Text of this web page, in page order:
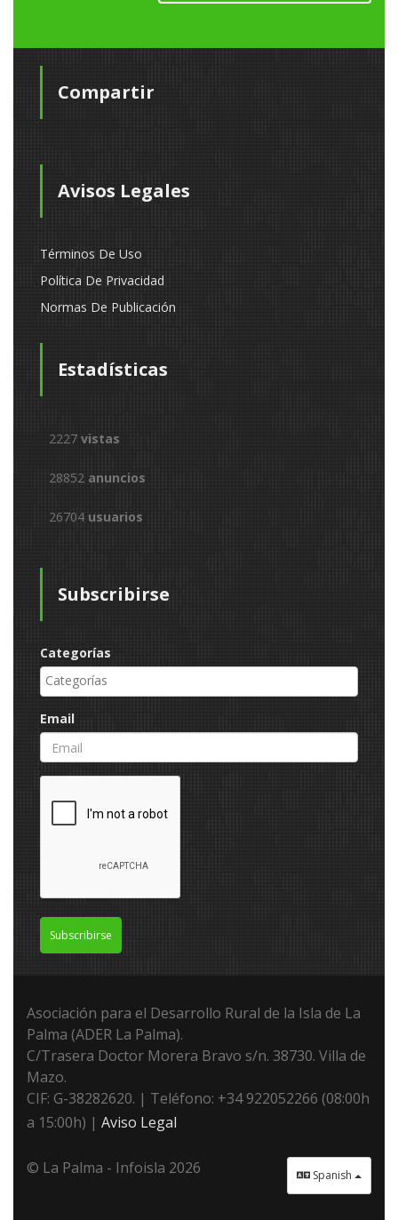
Compartir
Avisos Legales
Términos De Uso
Política De Privacidad
Normas De Publicación
Estadísticas
2227 vistas
28852 anuncios
26704 usuarios
Subscribirse
Categorías
Email
Subscribirse
Asociación para el Desarrollo Rural de la Isla de La
Palma (ADER La Palma).
C/Trasera Doctor Morera Bravo s/n. 38730. Villa de
Mazo.
CIF: G-38282620. | Teléfono: +34 922052266 (08:00h
a 15:00h) | Aviso Legal
Spanish
© La Palma - Infoisla 2026